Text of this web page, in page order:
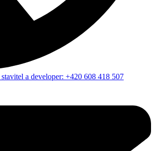
a developer: +420 608 418 507